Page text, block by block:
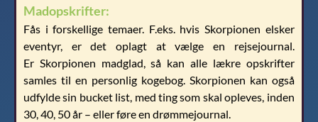
Madopskrifter:
Fås i forskellige temaer. F.eks. hvis Skorpionen elsker
eventyr, er det oplagt at vælge en rejsejournal.
Er Skorpionen madglad, så kan alle lækre opskrifter
samles til en personlig kogebog. Skorpionen kan også
udfylde sin bucket list, med ting som skal opleves, inden
30, 40, 50 år – eller føre en drømmejournal.